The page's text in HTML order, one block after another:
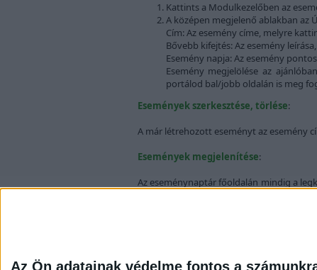
Az Ön adatainak védelme fontos a
Kattints a Modulkezelőben az
A középen megjelenő ablakban az
Cím: Az esemény címe, melyre
Bővebb kifejtés: Az esemény
Esemény napja: Az esemény
Esemény megjelölése az
portálod bal/jobb oldalán is meg
Események szerkesztése, törlése:
A már létrehozott eseményt az esemény
Események megjelenítése:
Az eseménynaptár főoldalán mindig a